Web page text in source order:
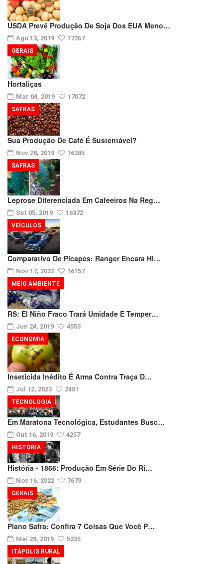
USDA Prevê Produção De Soja Dos EUA Meno…
Ago 13, 2019 17267
Hortaliças
Mar 04, 2019 17072
GERAIS
Sua Produção De Café É Sustentável?
Nov 28, 2019 16385
SAFRAS
Leprose Diferenciada Em Cafeeiros Na Reg…
Set 05, 2019 16372
SAFRAS
Comparativo De Picapes: Ranger Encara Hi…
Nov 17, 2022 16157
VEÍCULOS
RS: El Niño Fraco Trará Umidade E Temper…
Jun 24, 2019 4553
MEIO AMBIENTE
Inseticida Inédito É Arma Contra Traça D…
Jul 12, 2023 2481
ECONOMIA
Em Maratona Tecnológica, Estudantes Busc…
Out 16, 2019 4257
TECNOLOGIA
História - 1866: Produção Em Série Do Ri…
Nov 16, 2022 7679
HISTÓRIA
Plano Safra: Confira 7 Coisas Que Você P…
Mai 29, 2019 5235
GERAIS
ITÁPOLIS RURAL